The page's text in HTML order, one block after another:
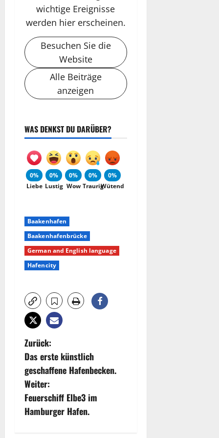
wichtige Ereignisse
werden hier erscheinen.
Besuchen Sie die
Website
Alle Beiträge
anzeigen
WAS DENKST DU DARÜBER?
0%
Liebe
0%
Lustig
0%
Wow
0%
Traurig
0%
Wütend
Baakenhafen
Baakenhafenbrücke
German and English language
Hafencity
B
e
i
t
Zurück:
Das erste künstlich
geschaffene Hafenbecken.
Weiter:
Feuerschiff Elbe3 im
Hamburger Hafen.